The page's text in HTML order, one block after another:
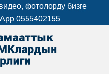
фотолорду бизге
0555402155